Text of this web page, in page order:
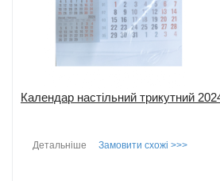
Календар настільний трикутний
Замовити схожі >>>
Детальніше